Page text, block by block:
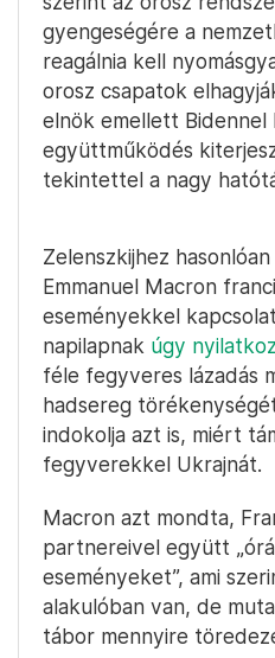
gyengeségére a
reagálnia kell
orosz csapatok
elnök emellett Bidennel
együttműködés
tekintettel a nagy
Zelenszkijhez
Emmanuel Macron
eseményekkel
napilapnak úgy
féle fegyveres lázadás
hadsereg
indokolja azt is, miért
fegyverekkel Ukrajnát.
Macron azt mondta,
partnereivel együtt
eseményeket”, ami
alakulóban van, de
tábor mennyire